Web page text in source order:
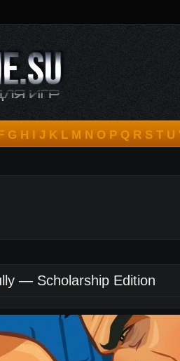
G H I J K L M N O P Q R S T U
— Scholarship Edition